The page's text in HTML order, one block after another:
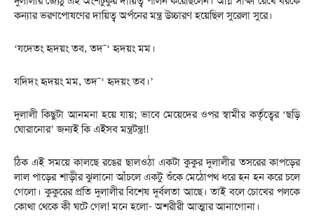
কন্যার ভরণপোষণের দায়িত্ব অর্পনের মন্ত্র উচ্চারণ হয়েছিল সুরেলা সুরে।
‘যদেতং হৃদয়ং তব, তদ¯‘ হৃদয়ং মম।
যদিদং হৃদয়ং মম, তদ¯‘ হৃদয়ং তব।’
দুলালী কিছুটা আনমনা হয়ে যায়; ভাবে মেয়েদের ওপর স্বামীর কর্তৃত্বের ‘ছড়ি
ঘোরানোর’ জন্যই কি এইসব মন্ত্রটন্ত্র!!
ঠিক এই সময়ে কালছে রঙের ছালওঠা একটা কুকুর দুলালীর তসরের কাপড়ের
লাল পাড়ের শাড়ীর ঝুলানো আঁচলে একটু শুঁকে মেঠোপথ ধরে হন হন করে চলে
গেলো। কুকুরের প্রতি দুলালীর বিশেষ দুর্বলতা আছে। তাই বলে চোখের পলকে
কোথা থেকে কী ঘটে গেল! মনে হলো- অশরীরী আত্মার আনাগোনা।